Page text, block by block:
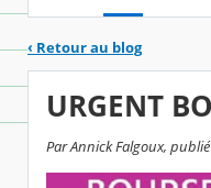
‹ Retour au blog
URGENT
Par Annick Falgoux,